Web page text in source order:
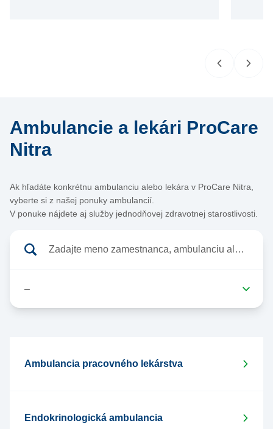
Ambulancie a lekári ProCare
Nitra
Ak hľadáte konkrétnu ambulanciu alebo lekára v ProCare Nitra,
vyberte si z našej ponuky ambulancií.
V ponuke nájdete aj služby jednodňovej zdravotnej starostlivosti.
Ambulancia pracovného lekárstva
Endokrinologická ambulancia